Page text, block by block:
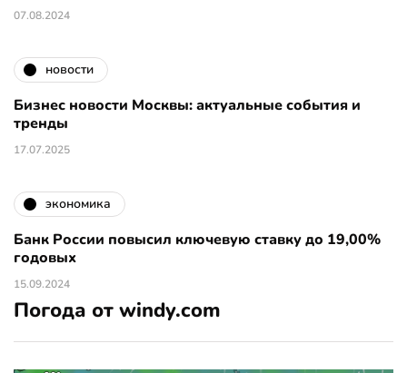
07.08.2024
новости
Бизнес новости Москвы: актуальные события и
тренды
17.07.2025
экономика
Банк России повысил ключевую ставку до 19,00%
годовых
15.09.2024
Погода от windy.com